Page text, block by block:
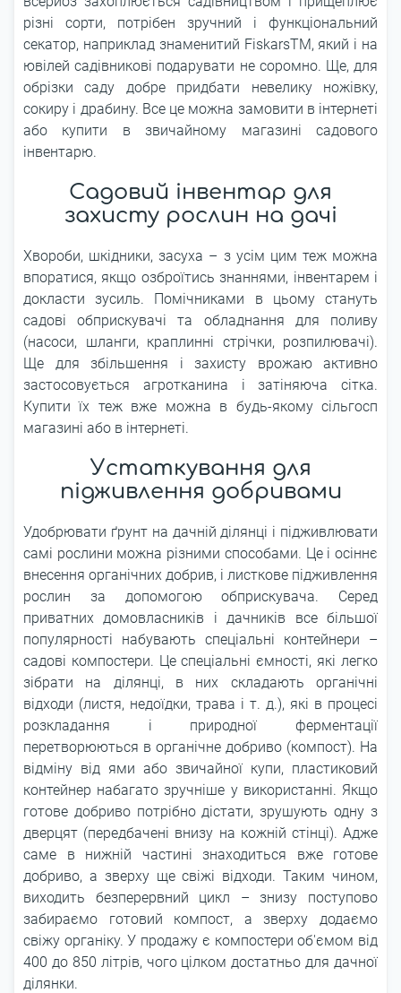
різні сорти, потрібен зручний і функціональний
секатор, наприклад знаменитий FiskarsTM, який і на
ювілей садівникові подарувати не соромно. Ще, для
обрізки саду добре придбати невелику ножівку,
сокиру і драбину. Все це можна замовити в інтернеті
або купити в звичайному магазині садового
інвентарю.
Садовий інвентар для
захисту рослин на дачі
Хвороби, шкідники, засуха – з усім цим теж можна
впоратися, якщо озброїтись знаннями, інвентарем і
докласти зусиль. Помічниками в цьому стануть
садові обприскувачі та обладнання для поливу
(насоси, шланги, краплинні стрічки, розпилювачі).
Ще для збільшення і захисту врожаю активно
застосовується агротканина і затіняюча сітка.
Купити їх теж вже можна в будь-якому сільгосп
магазині або в інтернеті.
Устаткування для
підживлення добривами
Удобрювати ґрунт на дачній ділянці і підживлювати
самі рослини можна різними способами. Це і осіннє
внесення органічних добрив, і листкове підживлення
рослин за допомогою обприскувача. Серед
приватних домовласників і дачників все більшої
популярності набувають спеціальні контейнери –
садові компостери. Це спеціальні ємності, які легко
зібрати на ділянці, в них складають органічні
відходи (листя, недоїдки, трава і т. д.), які в процесі
розкладання і природної ферментації
перетворюються в органічне добриво (компост). На
відміну від ями або звичайної купи, пластиковий
контейнер набагато зручніше у використанні. Якщо
готове добриво потрібно дістати, зрушують одну з
дверцят (передбачені внизу на кожній стінці). Адже
саме в нижній частині знаходиться вже готове
добриво, а зверху ще свіжі відходи. Таким чином,
виходить безперервний цикл – знизу поступово
забираємо готовий компост, а зверху додаємо
свіжу органіку. У продажу є компостери об'ємом від
400 до 850 літрів, чого цілком достатньо для дачної
ділянки.